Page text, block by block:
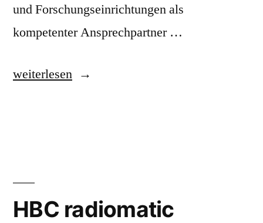
und Forschungseinrichtungen als
kompetenter Ansprechpartner …
„Elabo
weiterlesen
HBC radiomatic